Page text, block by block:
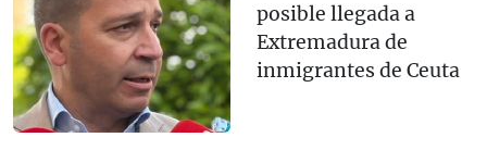
posible llegada a
Extremadura de
inmigrantes de Ceuta